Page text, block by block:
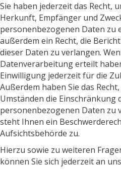
Sie haben jederzeit das Recht,
Herkunft, Empfänger und
personenbezogenen Daten zu
außerdem ein Recht, die
dieser Daten zu verlangen.
Datenverarbeitung erteilt
Einwilligung jederzeit für die
Außerdem haben Sie das
Umständen die
personenbezogenen Daten zu
steht Ihnen ein
Aufsichtsbehörde zu.
Hierzu sowie zu weiteren
können Sie sich jederzeit an